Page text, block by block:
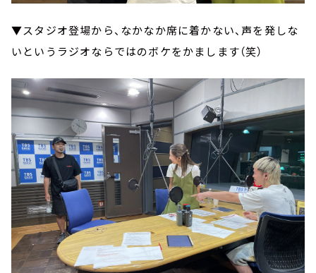
▼スタジオ登場から、なかなか席に着かない、声を発しな
いというラジオならではのボケをかまします（笑）